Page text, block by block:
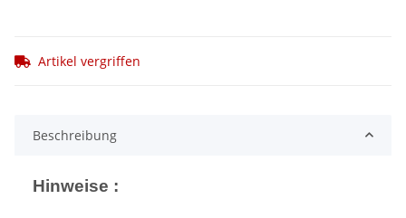
Artikel vergriffen
Beschreibung
Hinweise :